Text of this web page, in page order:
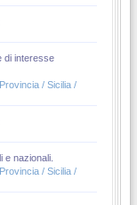
di interesse
/ Sicilia /
e nazionali.
/ Sicilia /